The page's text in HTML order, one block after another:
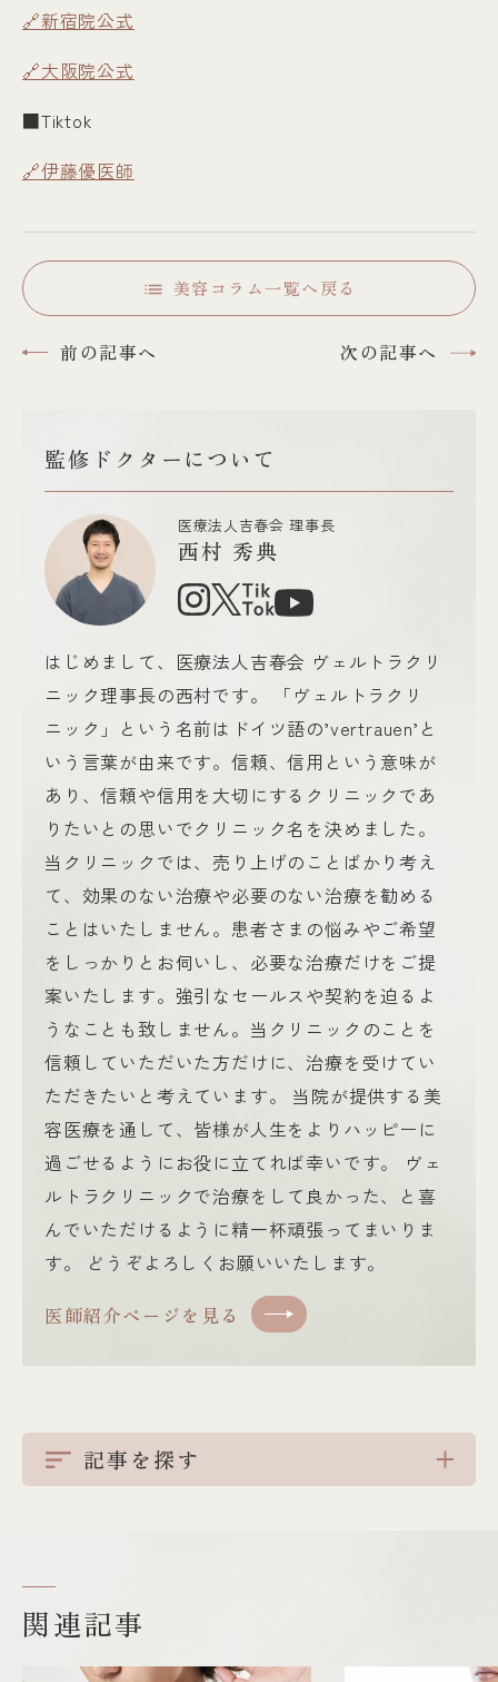
🔗新宿院公式
🔗大阪院公式
■Tiktok
🔗伊藤優医師
前の記事へ 次の記事へ
美容コラム一覧へ戻る
監修ドクターについて
医療法人吉春会 理事長
西村 秀典
はじめまして、医療法人吉春会 ヴェルトラクリ
ニック理事長の西村です。 「ヴェルトラクリ
ニック」という名前はドイツ語の’vertrauen’と
いう言葉が由来です。信頼、信用という意味が
あり、信頼や信用を大切にするクリニックであ
りたいとの思いでクリニック名を決めました。
当クリニックでは、売り上げのことばかり考え
て、効果のない治療や必要のない治療を勧める
ことはいたしません。患者さまの悩みやご希望
をしっかりとお伺いし、必要な治療だけをご提
案いたします。強引なセールスや契約を迫るよ
うなことも致しません。当クリニックのことを
信頼していただいた方だけに、治療を受けてい
ただきたいと考えています。 当院が提供する美
容医療を通して、皆様が人生をよりハッピーに
過ごせるようにお役に立てれば幸いです。 ヴェ
ルトラクリニックで治療をして良かった、と喜
んでいただけるように精一杯頑張ってまいりま
す。 どうぞよろしくお願いいたします。
医師紹介ページを見る
記事を探す
関連記事